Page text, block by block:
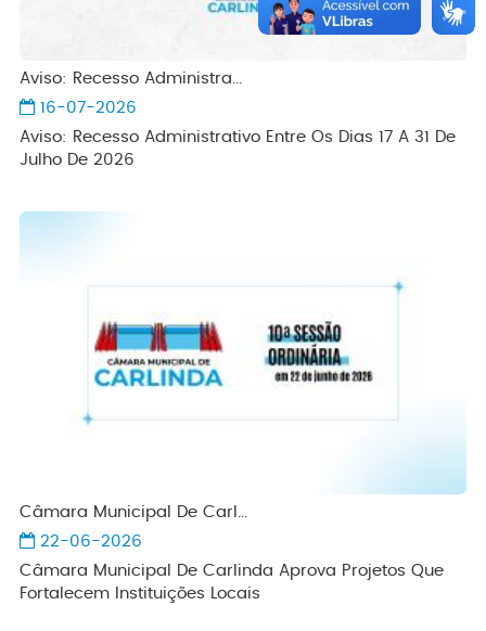
Aviso: Recesso Administra...
16-07-2026
Aviso: Recesso Administrativo Entre Os Dias 17 A 31 De
Julho De 2026
Câmara Municipal De Carl...
22-06-2026
Câmara Municipal De Carlinda Aprova Projetos Que
Fortalecem Instituições Locais